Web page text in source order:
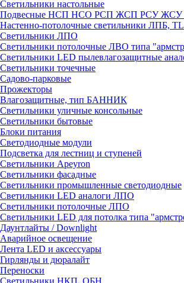
Светильники настольные
Подвесные НСП НСО РСП ЖСП РСУ
Настенно-потолочные светильники ЛПБ, TL
Светильники ЛПО
Светильники потолочные ЛВО типа
Светильники LED пылевлагозащитные
Светильники точечные
Садово-парковые
Прожекторы
Влагозащитные, тип БАННИК
Светильники уличные консольные
Светильники бытовые
Блоки питания
Светодиодные модули
Подсветка для лестниц и ступеней
Светильники Apeyron
Светильники фасадные
Светильники промышленные светодиодные
Светильники LED аналоги ЛПО
Светильники потолочные ЛПО
Светильники LED для потолка типа
Даунтлайты / Downlight
Аварийное освещение
Лента LED и аксессуары
Гирлянды и дюралайт
Переноски
Светильники НКП, ОБН